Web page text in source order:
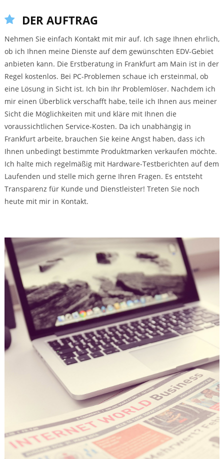
DER AUFTRAG
Nehmen Sie einfach Kontakt mit mir auf. Ich sage Ihnen ehrlich,
ob ich Ihnen meine Dienste auf dem gewünschten EDV-Gebiet
anbieten kann. Die Erstberatung in Frankfurt am Main ist in der
Regel kostenlos. Bei PC-Problemen schaue ich ersteinmal, ob
eine Lösung in Sicht ist. Ich bin Ihr Problemlöser. Nachdem ich
mir einen Überblick verschafft habe, teile ich Ihnen aus meiner
Sicht die Möglichkeiten mit und kläre mit Ihnen die
voraussichtlichen Service-Kosten. Da ich unabhängig in
Frankfurt arbeite, brauchen Sie keine Angst haben, dass ich
Ihnen unbedingt bestimmte Produktmarken verkaufen möchte.
Ich halte mich regelmäßig mit Hardware-Testberichten auf dem
Laufenden und stelle mich gerne Ihren Fragen. Es entsteht
Transparenz für Kunde und Dienstleister! Treten Sie noch
heute mit mir in Kontakt.